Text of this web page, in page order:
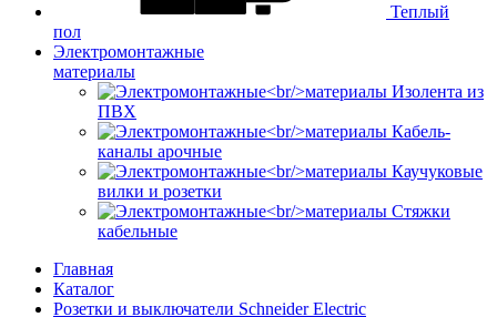
Теплый
пол
Электромонтажные
материалы
Изолента из
ПВХ
Кабель-
каналы арочные
Каучуковые
вилки и розетки
Стяжки
кабельные
Главная
Каталог
Розетки и выключатели Schneider Electric